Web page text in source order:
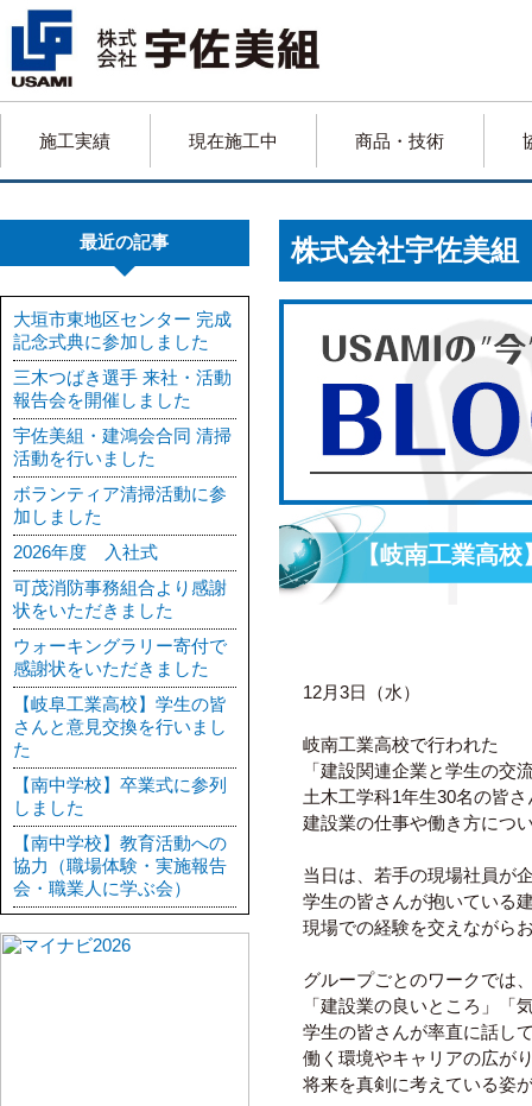
施工実績 現在施工中 商品・技術
最近の記事
大垣市東地区センター 完成
記念式典に参加しました
三木つばき選手 来社・活動
報告会を開催しました
宇佐美組・建鴻会合同 清掃
活動を行いました
ボランティア清掃活動に参
加しました
2026年度 入社式
可茂消防事務組合より感謝
状をいただきました
ウォーキングラリー寄付で
感謝状をいただきました
【岐阜工業高校】学生の皆
さんと意見交換を行いまし
た
【南中学校】卒業式に参列
しました
【南中学校】教育活動への
協力（職場体験・実施報告
会・職業人に学ぶ会）
株式会社宇佐美
【岐南工業高校
12月3日（水）
岐南工業高校で行われた
「建設関連企業と学生の交
土木工学科1年生30名の皆さ
建設業の仕事や働き方につ
当日は、若手の現場社員が
学生の皆さんが抱いている
現場での経験を交えながら
グループごとのワークでは
「建設業の良いところ」「
学生の皆さんが率直に話し
働く環境やキャリアの広が
将来を真剣に考えている姿